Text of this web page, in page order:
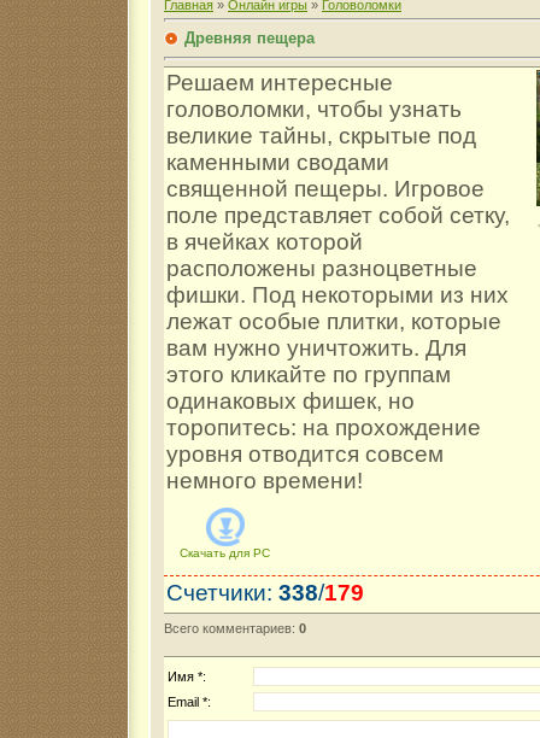
Главная » Онлайн игры » Головоломки
Древняя пещера
Решаем интересные
головоломки, чтобы узнать
великие тайны, скрытые под
каменными сводами
священной пещеры. Игровое
поле представляет собой сетку,
в ячейках которой
расположены разноцветные
фишки. Под некоторыми из них
лежат особые плитки, которые
вам нужно уничтожить. Для
этого кликайте по группам
одинаковых фишек, но
торопитесь: на прохождение
уровня отводится совсем
немного времени!
Скачать для PC
Счетчики: 338/179
Всего комментариев: 0
Имя *:
Email *: